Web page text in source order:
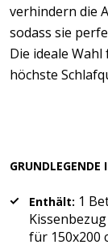
verhindern die
sodass sie
Die ideale
höchste
Enthält: 1
für 150x200